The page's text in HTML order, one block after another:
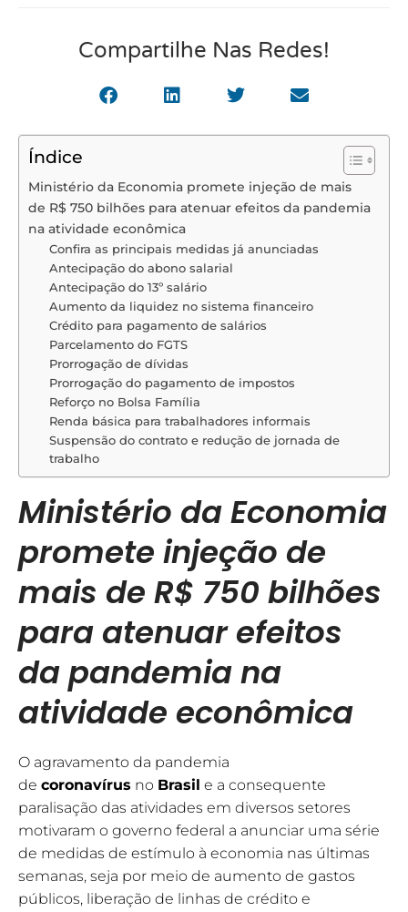
Compartilhe Nas Redes!
Índice
Ministério da Economia promete injeção de mais
de R$ 750 bilhões para atenuar efeitos da pandemia
na atividade econômica
Confira as principais medidas já anunciadas
Antecipação do abono salarial
Antecipação do 13º salário
Aumento da liquidez no sistema financeiro
Crédito para pagamento de salários
Parcelamento do FGTS
Prorrogação de dívidas
Prorrogação do pagamento de impostos
Reforço no Bolsa Família
Renda básica para trabalhadores informais
Suspensão do contrato e redução de jornada de
trabalho
Ministério da Economia
promete injeção de
mais de R$ 750 bilhões
para atenuar efeitos
da pandemia na
atividade econômica
O agravamento da pandemia
de coronavírus no Brasil e a consequente
paralisação das atividades em diversos setores
motivaram o governo federal a anunciar uma série
de medidas de estímulo à economia nas últimas
semanas, seja por meio de aumento de gastos
públicos, liberação de linhas de crédito e